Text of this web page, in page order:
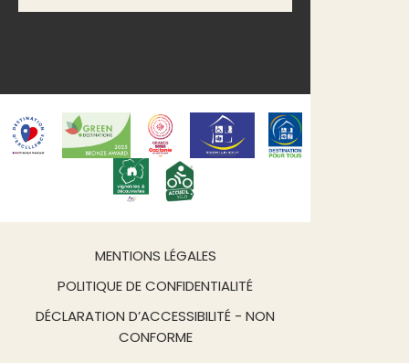
MENTIONS LÉGALES
POLITIQUE DE CONFIDENTIALITÉ
DÉCLARATION D’ACCESSIBILITÉ - NON
CONFORME